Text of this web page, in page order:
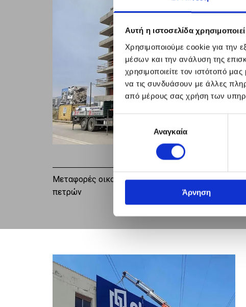
Αυτή η ιστοσελίδα
Χρησιμοποιούμε cookie για την
μέσων και την ανάλυση της
χρησιμοποιείτε τον ιστότοπό
να τις συνδυάσουν με άλλες
από μέρους σας χρήση των
συγκατάθεσηςΑναγκαία
Άρνηση
Μεταφορές οικοδομικών υλικών, μαρμάρων και
πετρών